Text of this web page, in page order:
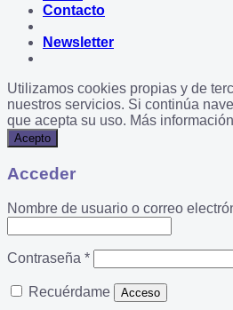
Contacto
Newsletter
Utilizamos cookies propias y de
nuestros servicios. Si continúa
que acepta su uso. Más
Acepto
Acceder
Nombre de usuario o correo
Contraseña *Obligatorio
Recuérdame Acceso